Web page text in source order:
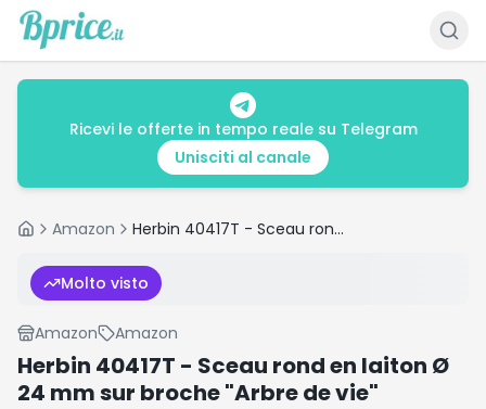
Ricevi le offerte in tempo reale su Telegram
Unisciti al canale
HomeAmazon Herbin 40417T - Sceau rond en laiton Ø 24 mm sur broche "Arbre de vie"
Molto visto
Amazon Amazon
Herbin 40417T - Sceau rond en laiton Ø
24 mm sur broche "Arbre de vie"